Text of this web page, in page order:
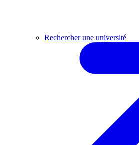
Rechercher une université